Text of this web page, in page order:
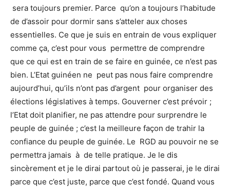
sera toujours premier. Parce qu’on a toujours l’habitude
de d’assoir pour dormir sans s’atteler aux choses
essentielles. Ce que je suis en entrain de vous expliquer
comme ça, c’est pour vous permettre de comprendre
que ce qui est en train de se faire en guinée, ce n’est pas
bien. L’Etat guinéen ne peut pas nous faire comprendre
aujourd’hui, qu’ils n’ont pas d’argent pour organiser des
élections législatives à temps. Gouverner c’est prévoir ;
l’Etat doit planifier, ne pas attendre pour surprendre le
peuple de guinée ; c’est la meilleure façon de trahir la
confiance du peuple de guinée. Le RGD au pouvoir ne se
permettra jamais à de telle pratique. Je le dis
sincèrement et je le dirai partout où je passerai, je le dirai
parce que c’est juste, parce que c’est fondé. Quand vous